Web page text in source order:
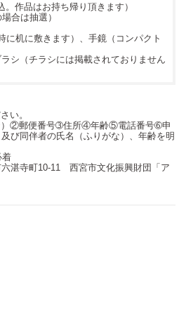
作品はお持ち帰り頂きます）
合は抽選）
に机に敷きます）、手鏡（コンパクト
チラシには掲載されておりません
い。
）②郵便番号➂住所④年齢⑤電話番号➅申
び同伴者の氏名（ふりがな）、年齢を明
着
湛寺町10-11 西宮市文化振興財団「ア